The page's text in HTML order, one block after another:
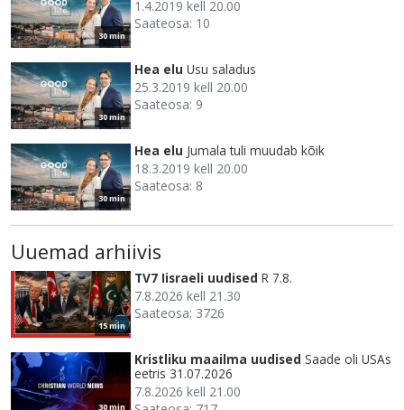
30 min
1.4.2019 kell 20.00
Saateosa: 10
30 min
Hea elu Usu saladus
25.3.2019 kell 20.00
Saateosa: 9
30 min
Hea elu Jumala tuli muudab kõik
18.3.2019 kell 20.00
Saateosa: 8
Uuemad arhiivis
15 min
TV7 Iisraeli uudised R 7.8.
7.8.2026 kell 21.30
Saateosa: 3726
30 min
Kristliku maailma uudised Saade oli USAs
eetris 31.07.2026
7.8.2026 kell 21.00